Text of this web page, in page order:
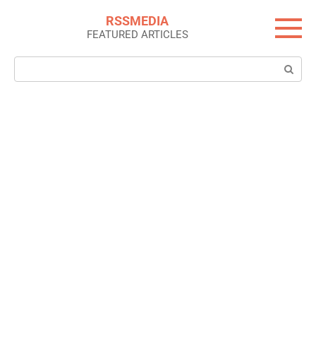
RSSMEDIA
FEATURED ARTICLES
Search: